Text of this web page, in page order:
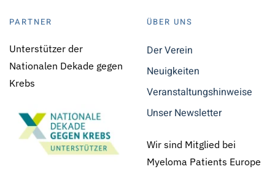
PARTNER
Unterstützer der
Nationalen Dekade gegen
Krebs
ÜBER UNS
Der Verein
Neuigkeiten
Veranstaltungshinweise
Unser Newsletter
Wir sind Mitglied bei
Myeloma Patients Europe